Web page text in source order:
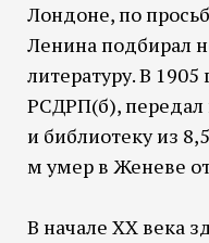
Лондоне, по
Ленина подбирал
литературу. В
РСДРП(б), передал
и библиотеку из
м умер в Женеве
В начале XX века